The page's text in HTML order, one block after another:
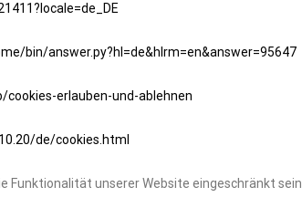
bin/answer.py?hl=de&hlrm=en&answer=95647
erlauben-und-ablehnen
de/cookies.html
Funktionalität unserer Website eingeschränkt sein.